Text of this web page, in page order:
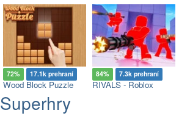
72% 17.1k prehraní
Wood Block Puzzle
84% 7.3k prehraní
RIVALS - Roblox
Superhry